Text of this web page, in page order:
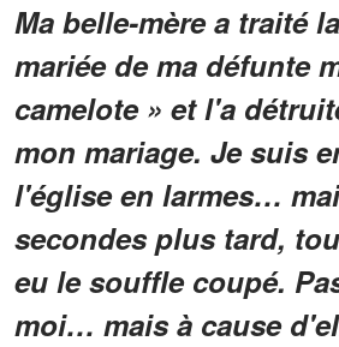
Ma belle-mère a traité
mariée de ma défunte
camelote » et l'a
mon mariage. Je suis
l'église en larmes…
secondes plus tard,
eu le souffle coupé.
moi… mais à cause